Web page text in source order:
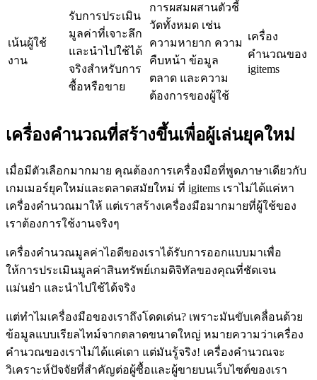
เน้นผู้ใช้
งาน
รับการประเมิน
มูลค่าที่เจาะลึก
และนำไปใช้ได้
จริงสำหรับการ
ซื้อหรือขาย
การผสมผสานตัวชี้
วัดทั้งหมด เช่น
ความหายาก ความ
คืบหน้า ข้อมูล
ตลาด และความ
ต้องการของผู้ใช้
เครื่อง
คำนวณของ
igitems
เครื่องคำนวณที่สร้างขึ้นเพื่อผู้เล่นยุคใหม่
เมื่อมีตัวเลือกมากมาย คุณต้องการเครื่องมือที่พูดภาษาเดียวกับ
เกมเมอร์ยุคใหม่และตลาดสมัยใหม่ ที่ igitems เราไม่ได้แค่หา
เครื่องคำนวณมาให้ แต่เราสร้างเครื่องมือมากมายที่ผู้ใช้ของ
เราต้องการใช้งานจริงๆ
เครื่องคำนวณมูลค่าไอดีของเราได้รับการออกแบบมาเพื่อ
ให้การประเมินมูลค่าสินทรัพย์เกมดิจิทัลของคุณที่ชัดเจน
แม่นยำ และนำไปใช้ได้จริง
แต่ทำไมเครื่องมือของเราถึงโดดเด่น? เพราะมันขับเคลื่อนด้วย
ข้อมูลแบบเรียลไทม์จากตลาดขนาดใหญ่ หมายความว่าเครื่อง
คำนวณของเราไม่ได้แค่เดา แต่มันรู้จริง! เครื่องคำนวณจะ
วิเคราะห์ปัจจัยที่สำคัญต่อผู้ซื้อและผู้ขายบนเว็บไซต์ของเรา